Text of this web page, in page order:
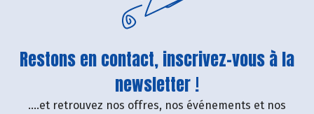
Restons en contact, inscrivez-vous à la
newsletter !
....et retrouvez nos offres, nos événements et nos